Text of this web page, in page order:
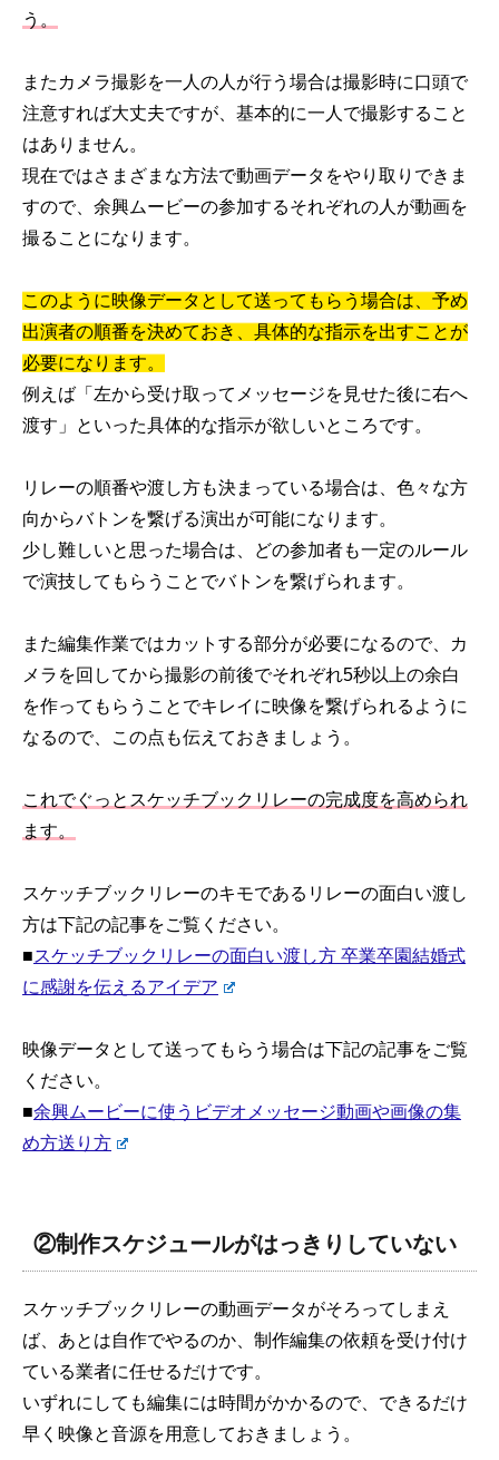
う。
またカメラ撮影を一人の人が行う場合は撮影時に口頭で
注意すれば大丈夫ですが、基本的に一人で撮影すること
はありません。
現在ではさまざまな方法で動画データをやり取りできま
すので、余興ムービーの参加するそれぞれの人が動画を
撮ることになります。
このように映像データとして送ってもらう場合は、予め
出演者の順番を決めておき、具体的な指示を出すことが
必要になります。
例えば「左から受け取ってメッセージを見せた後に右へ
渡す」といった具体的な指示が欲しいところです。
リレーの順番や渡し方も決まっている場合は、色々な方
向からバトンを繋げる演出が可能になります。
少し難しいと思った場合は、どの参加者も一定のルール
で演技してもらうことでバトンを繋げられます。
また編集作業ではカットする部分が必要になるので、カ
メラを回してから撮影の前後でそれぞれ5秒以上の余白
を作ってもらうことでキレイに映像を繋げられるように
なるので、この点も伝えておきましょう。
これでぐっとスケッチブックリレーの完成度を高められ
ます。
スケッチブックリレーのキモであるリレーの面白い渡し
方は下記の記事をご覧ください。
■スケッチブックリレーの面白い渡し方 卒業卒園結婚式
に感謝を伝えるアイデア
映像データとして送ってもらう場合は下記の記事をご覧
ください。
■余興ムービーに使うビデオメッセージ動画や画像の集
め方送り方
②制作スケジュールがはっきりしていない
スケッチブックリレーの動画データがそろってしまえ
ば、あとは自作でやるのか、制作編集の依頼を受け付け
ている業者に任せるだけです。
いずれにしても編集には時間がかかるので、できるだけ
早く映像と音源を用意しておきましょう。